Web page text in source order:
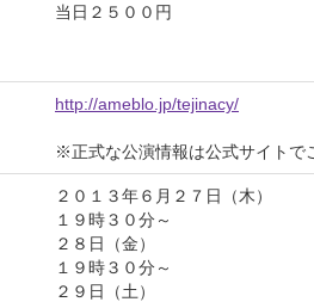
当日２５００円
http://ameblo.jp/tejinacy/
※正式な公演情報は公式サイトで
２０１３年６月２７日（木）
１９時３０分～
２８日（金）
１９時３０分～
２９日（土）